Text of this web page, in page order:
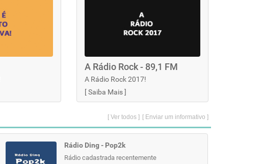
A Rádio Rock - 89,1 FM
A Rádio Rock 2017!
[Saiba Mais]
[ Enviar um informativo ]
[ Ver todos ]
Rádio Ding - Pop2k
Rádio cadastrada recentemente